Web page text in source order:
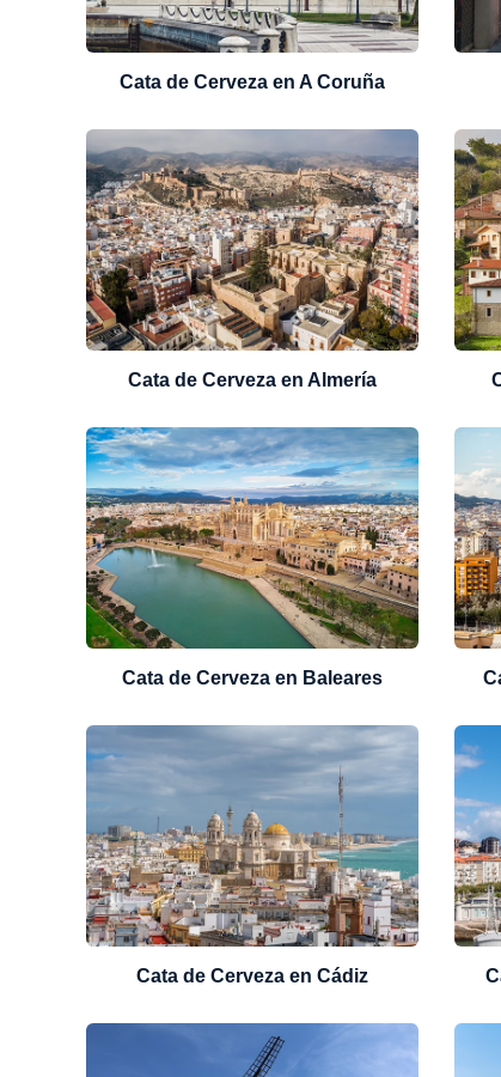
Cata de Cerveza en A Coruña
Cata de Cerveza en Almería
Cata de Cerveza en Baleares
Cata de Cerveza en Cádiz